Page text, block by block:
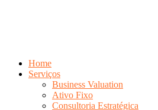
Home
Serviços
Business Valuation
Ativo Fixo
Consultoria Estratégica